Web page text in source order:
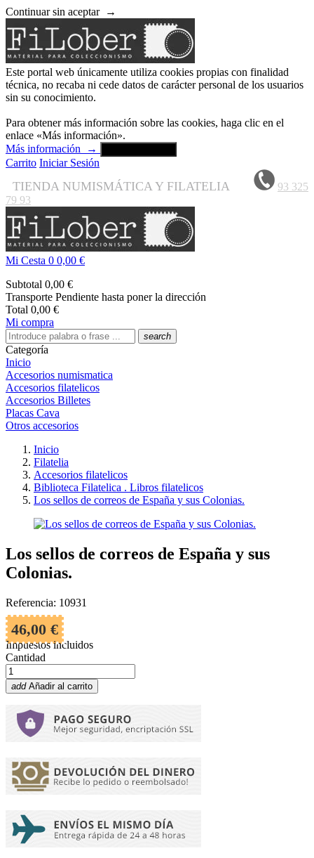
Continuar sin aceptar →
Este portal web únicamente utiliza cookies propias con finalidad
técnica, no recaba ni cede datos de carácter personal de los usuarios
sin su conocimiento.
Para obtener más información sobre las cookies, haga clic en el
enlace «Más información».
Más información
→
Carrito Iniciar Sesión
TIENDA NUMISMÁTICA Y FILATELIA
93 325
79 93
Mi Cesta 0 0,00 €
Subtotal 0,00 €
Transporte Pendiente hasta poner la dirección
Total 0,00 €
Mi compra
search
Categoría
Inicio
Accesorios numismatica
Accesorios filatelicos
Accesorios Billetes
Placas Cava
Otros accesorios
Inicio
Filatelia
Accesorios filatelicos
Biblioteca Filatelica . Libros filatelicos
Los sellos de correos de España y sus Colonias.
Los sellos de correos de España y sus
Colonias.
Referencia: 10931
46,00 €
Impuestos incluidos
Cantidad
add Añadir al carrito